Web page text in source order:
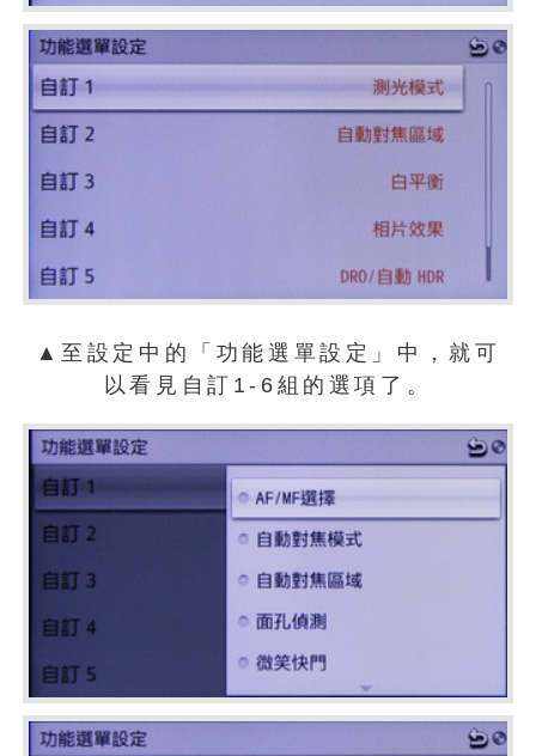
▲至設定中的「功能選單設定」中，就可
以看見自訂1-6組的選項了。